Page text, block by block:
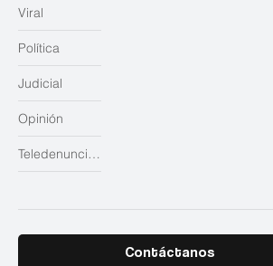
Judicial
Opinión
Teledenuncias
Viral
Política
Contáctanos